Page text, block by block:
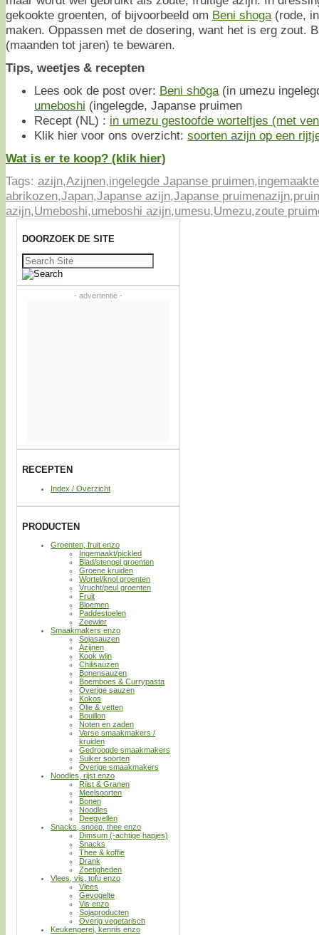
gekookte groenten, of bijvoorbeeld om Beni shoga(rode,
maken. Oppassen met de dosering, want het is erg zout.
(maanden tot jaren) te bewaren.
Tips, weetjes & recepten
Lees ook de post over: Beni shōga(in umezu
umeboshi (ingelegde, Japanse pruimen
Recept (NL) : in umezu gestoofde worteltjes (met
Klik hier voor ons overzicht: soorten azijn op een
Wat is er te koop? (klik hier)
Tags: azijn,Azijnen,ingelegde Japanse pruimen,
abrikozen,Japan,Japanse azijn,Japanse pruimenazijn,
azijn,Umeboshi,umeboshi azijn,umesu,Umezu,zoute
DOORZOEK DE SITE
Zoeken
naar:
- advertentie -
RECEPTEN
Index / Overzicht
PRODUCTEN
Groenten, fruit enzo
Ingemaakt/pickled
Blad/stengel groenten
Groene kruiden
Wortel/knol groenten
Vrucht/peul groenten
Fruit
Bloemen
Paddestoelen
Zeewier
Smaakmakers enzo
Sojasauzen
Azijnen
Kook wijn
Chilisauzen
Bonensauzen
Boemboes & Currypasta
Overige sauzen
Kokos
Olie & vetten
Bouillon
Noten en zaden
Verse smaakmakers /
kruiden
Gedroogde smaakmakers
Suiker soorten
Overige smaakmakers
Noodles, rijst enzo
Rijst & Granen
Meelsoorten
Bonen
Noodles
Deegvellen
Snacks, snoep, thee enzo
Dimsum (-achtige hapjes)
Snacks
Thee & koffie
Drank
Zoetigheden
Vlees, vis, tofu enzo
Vlees
Gevogelte
Vis enzo
Sojaproducten
Overig vegetarisch
Keukengerei, kennis enzo